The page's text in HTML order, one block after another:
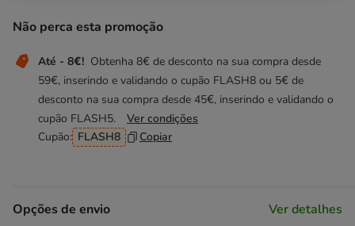
Não perca esta promoção
Até - 8€! Obtenha 8€ de desconto na sua compra desde
59€, inserindo e validando o cupão FLASH8 ou 5€ de
desconto na sua compra desde 45€, inserindo e validando o
cupão FLASH5.
Ver condições
Cupão: FLASH8 Copiar
Opções de envio Ver detalhes